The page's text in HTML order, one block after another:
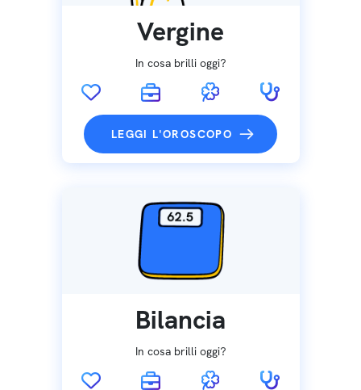
Vergine
In cosa brilli oggi?
LEGGI L'OROSCOPO
Bilancia
In cosa brilli oggi?